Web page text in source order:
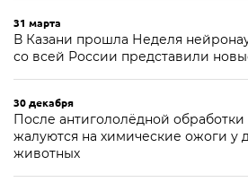
31 марта
В Казани прошла Неделя
со всей России представили
30 декабря
После антигололёдной
жалуются на химические ожоги у
животных